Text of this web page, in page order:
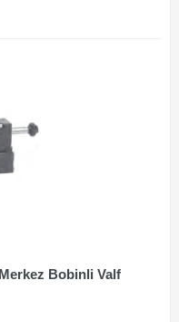
Bobinli Valf